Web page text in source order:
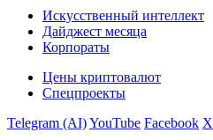
Искусственный интеллект
Дайджест месяца
Корпораты
Цены криптовалют
Спецпроекты
Telegram (AI)YouTube Facebook X